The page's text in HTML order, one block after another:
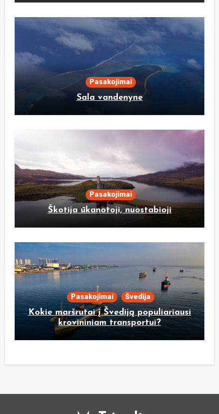
Pasakojimai
Sala vandenyne
Pasakojimai
Škotija ūkanotoji, nuostabioji
Pasakojimai Švedija
Kokie maršrutai į Švediją populiariausi
krovininiam transportui?